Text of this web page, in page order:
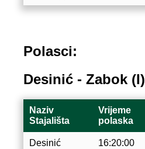
Polasci:
Desinić - Zabok (I)
Naziv
Stajališta
Vrijeme
polaska
Desinić 16:20:00